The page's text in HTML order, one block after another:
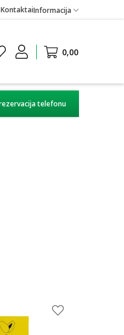
KontaktaiInformacija
0,00
telefonu